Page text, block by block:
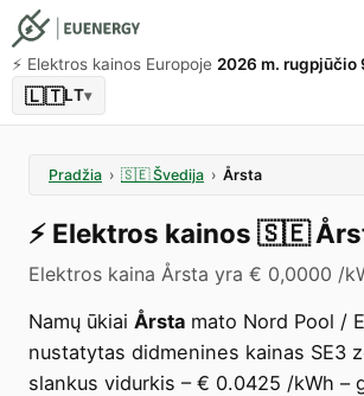
⚡️ Elektros kainos Europoje 2026 m. rugpjūčio
🇱🇹LT▾
Pradžia › 🇸🇪 Švedija › Årsta
⚡️ Elektros kainos 🇸🇪
Elektros kaina Årsta yra € 0,0000 /
Namų ūkiai Årsta mato Nord Pool /
nustatytas didmenines kainas SE3
slankus vidurkis – € 0.0425 /kWh –